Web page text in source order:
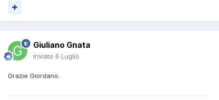
Giuliano Gnata
Inviato 6 Luglio
Grazie Giordano.